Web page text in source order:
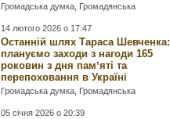
Громадська думка Громадянська
14 лютого 2026 о 17:47
Останній шлях Тараса Шевченка:
плануємо заходи з нагоди 165
роковин з дня памʼяті та
перепоховання в Україні
Громадська думка Громадянська
05 січня 2026 о 20:39